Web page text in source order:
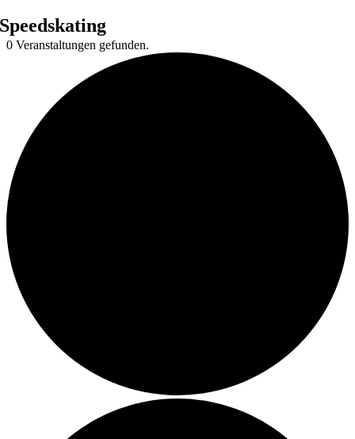
Speedskating
0 Veranstaltungen gefunden.